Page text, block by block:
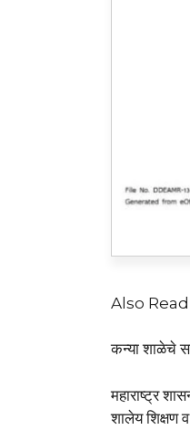
Also Read
कन्या शाळेचे
महाराष्ट्र
शालेय शिक्षण